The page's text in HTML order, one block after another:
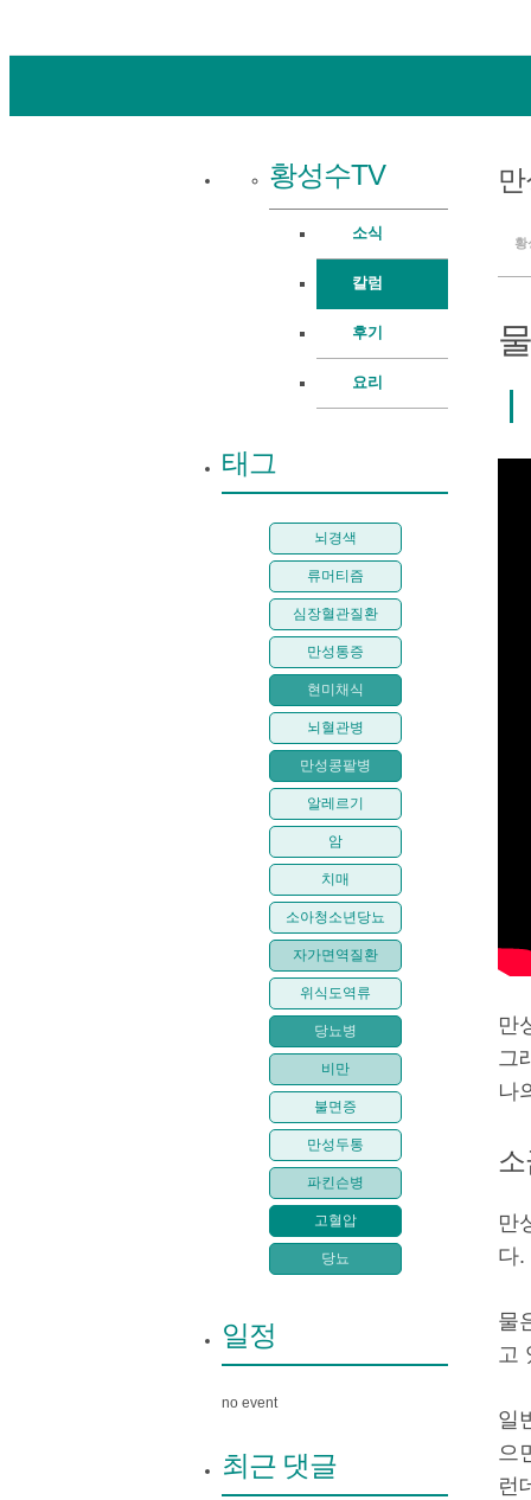
황
만
그
나
만
다.
물
고
일
으
런
황성수TV
소식
칼럼
후기
요리
태그
뇌경색
류머티즘
심장혈관질환
만성통증
현미채식
뇌혈관병
만성콩팥병
알레르기
암
치매
소아청소년당뇨
자가면역질환
위식도역류
당뇨병
비만
불면증
만성두통
파킨슨병
고혈압
당뇨
일정
no event
최근 댓글